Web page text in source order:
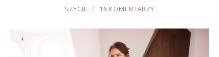
JOULE
SZYCIE 16 KOMENTARZY